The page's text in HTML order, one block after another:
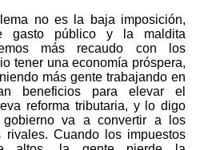
no es la baja imposición,
gasto público y la maldita
más recaudo con los
tener una economía próspera,
más gente trabajando en
beneficios para elevar el
reforma tributaria, y lo digo
va a convertir a los
rivales. Cuando los impuestos